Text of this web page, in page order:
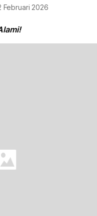
Februari 2026